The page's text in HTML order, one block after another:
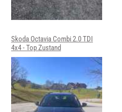
Skoda Octavia Combi 2.0 TDI
4x4 - Top Zustand